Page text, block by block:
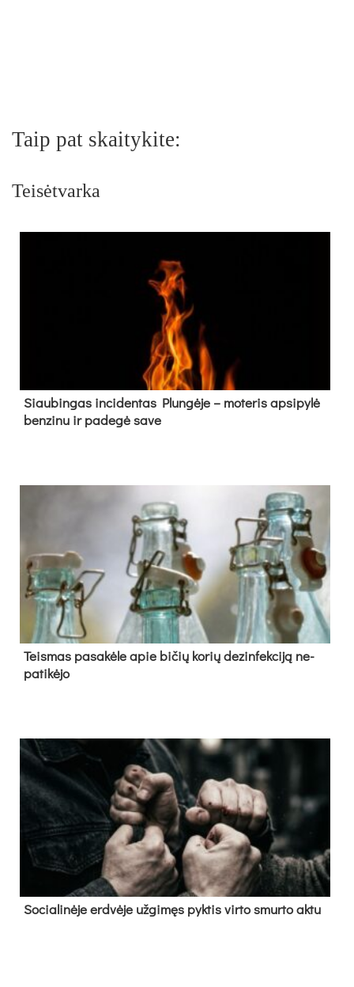
Taip pat skaitykite:
Teisėtvarka
Siau­bin­gas in­ci­den­tas Plun­gė­je – mo­te­ris ap­si­py­lė
ben­zi­nu ir pa­de­gė sa­ve
Teis­mas pa­sa­kė­le apie bi­čių ko­rių de­zin­fek­ci­ją ne­
pa­ti­kė­jo
So­cia­li­nė­je erd­vė­je už­gi­męs pyk­tis vir­to smur­to ak­tu